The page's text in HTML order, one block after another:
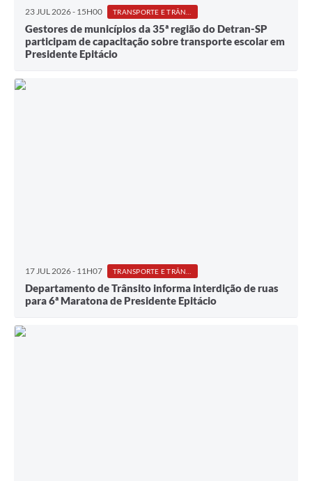
23 JUL 2026 - 15H00
Gestores de municípios da 35ª região do Detran-SP
participam de capacitação sobre transporte escolar em
Presidente Epitácio
17 JUL 2026 - 11H07
Departamento de Trânsito informa interdição de ruas
para 6ª Maratona de Presidente Epitácio